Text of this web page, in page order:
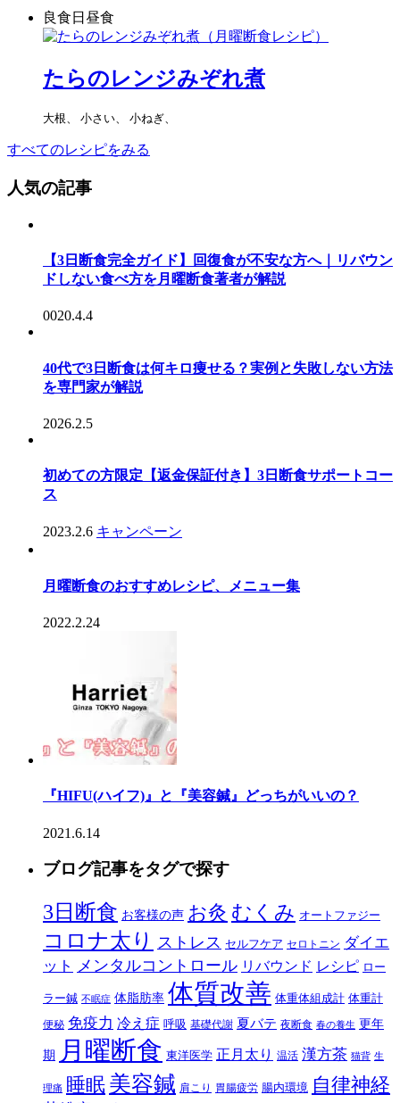
良食日昼食
たらのレンジみぞれ煮
大根、 小さい、 小ねぎ、
すべてのレシピをみる
人気の記事
【3日断食完全ガイド】回復食が不安な方へ｜リバウン
ドしない食べ方を月曜断食著者が解説
0020.4.4
40代で3日断食は何キロ痩せる？実例と失敗しない方法
を専門家が解説
2026.2.5
初めての方限定【返金保証付き】3日断食サポートコー
ス
2023.2.6 キャンペーン
月曜断食のおすすめレシピ、メニュー集
2022.2.24
『HIFU(ハイフ)』と『美容鍼』どっちがいいの？
2021.6.14
ブログ記事をタグで探す
3日断食 お客様の声 お灸 むくみ オートファジー
コロナ太り ストレス セルフケア セロトニン ダイエ
ット
メンタルコントロール リバウンド レシピ ロー
ラー鍼 不眠症 体脂肪率 体質改善 体重体組成計 体重計
便秘 免疫力 冷え症 呼吸 基礎代謝 夏バテ 夜断食 春の養生 更年
期 月曜断食 東洋医学 正月太り 温活 漢方茶 猫背 生
理痛 睡眠 美容鍼 肩こり 胃腸疲労 腸内環境 自律神経